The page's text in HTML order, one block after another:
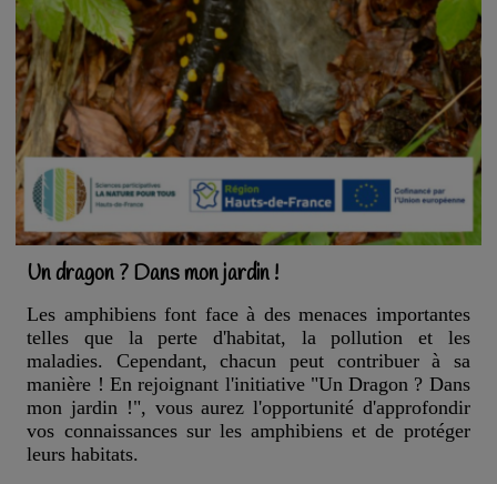
Un dragon ? Dans mon jardin !
Les amphibiens font face à des menaces importantes
telles que la perte d'habitat, la pollution et les
maladies. Cependant, chacun peut contribuer à sa
manière ! En rejoignant l'initiative "Un Dragon ? Dans
mon jardin !", vous aurez l'opportunité d'approfondir
vos connaissances sur les amphibiens et de protéger
leurs habitats.